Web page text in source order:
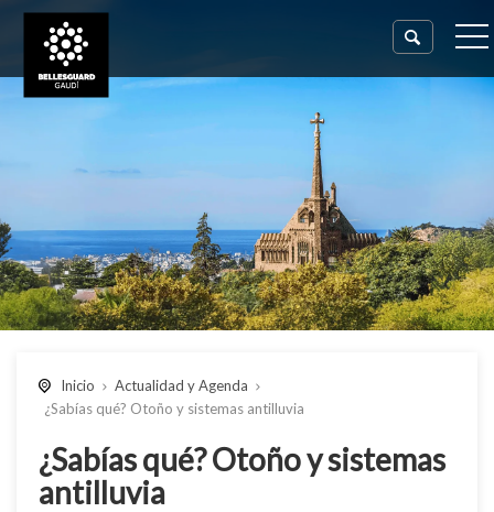
Inicio
Actualidad y Agenda
¿Sabías qué? Otoño y sistemas antilluvia
¿Sabías qué? Otoño y sistemas
antilluvia